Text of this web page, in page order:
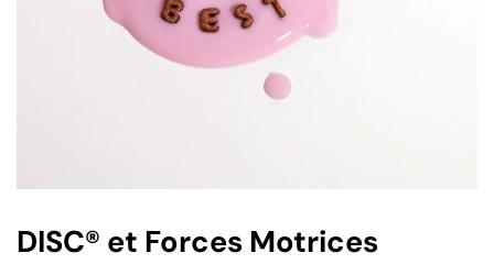
DISC® et Forces Motrices